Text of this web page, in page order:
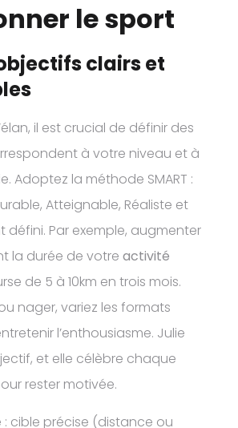
le sport
clairs et
il est crucial de définir des
à votre niveau et à
Adoptez la méthode SMART :
Atteignable, Réaliste et
défini. Par exemple, augmenter
la durée de votre activité
de 5 à 10km en trois mois.
nager, variez les formats
l’enthousiasme. Julie
et elle célèbre chaque
rester motivée.
: cible précise (distance ou